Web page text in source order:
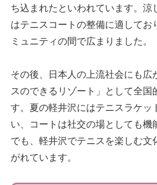
ち込まれたといわれています。涼
はテニスコートの整備に適してお
ミュニティの間で広まりました。
その後、日本人の上流社会にも広
スのできるリゾート」として全国
す。夏の軽井沢にはテニスラケッ
い、コートは社交の場としても機
でも、軽井沢でテニスを楽しむ文
がれています。